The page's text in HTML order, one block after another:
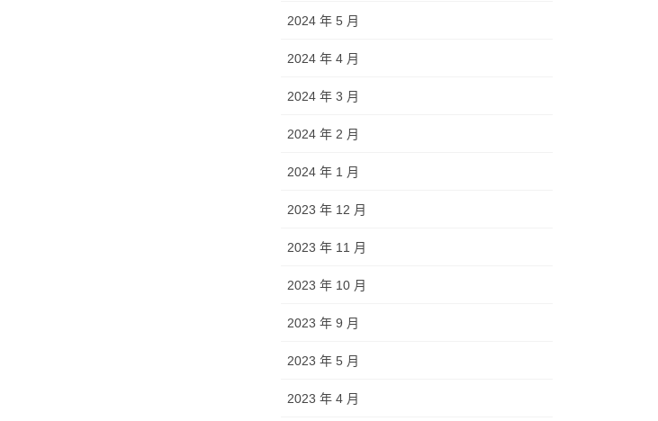
2024 年 5 月
2024 年 4 月
2024 年 3 月
2024 年 2 月
2024 年 1 月
2023 年 12 月
2023 年 11 月
2023 年 10 月
2023 年 9 月
2023 年 5 月
2023 年 4 月